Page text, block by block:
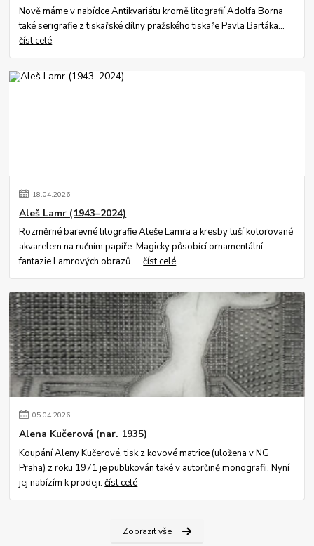
Nově máme v nabídce Antikvariátu kromě litografií Adolfa Borna
také serigrafie z tiskařské dílny pražského tiskaře Pavla Bartáka...
číst celé
18.04.2026
Aleš Lamr (1943–2024)
Rozměrné barevné litografie Aleše Lamra a kresby tuší kolorované
akvarelem na ručním papíře. Magicky působící ornamentální
fantazie Lamrových obrazů.....číst celé
05.04.2026
Alena Kučerová (nar. 1935)
Koupání Aleny Kučerové, tisk z kovové matrice (uložena v NG
Praha) z roku 1971 je publikován také v autorčině monografii. Nyní
jej nabízím k prodeji.číst celé
Zobrazit vše